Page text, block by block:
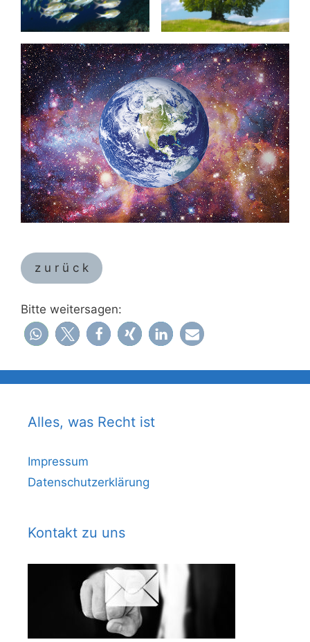
z u r ü c k
Bitte weitersagen:
Alles, was Recht ist
Impressum
Datenschutzerklärung
Kontakt zu uns